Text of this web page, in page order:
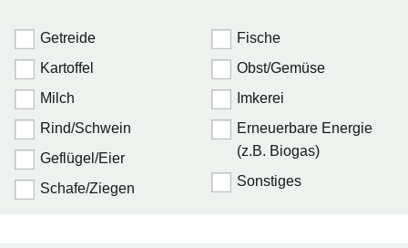
Getreide
Kartoffel
Milch
Rind/Schwein
Geflügel/Eier
Schafe/Ziegen
Fische
Obst/Gemüse
Imkerei
Erneuerbare Energie
(z.B. Biogas)
Sonstiges